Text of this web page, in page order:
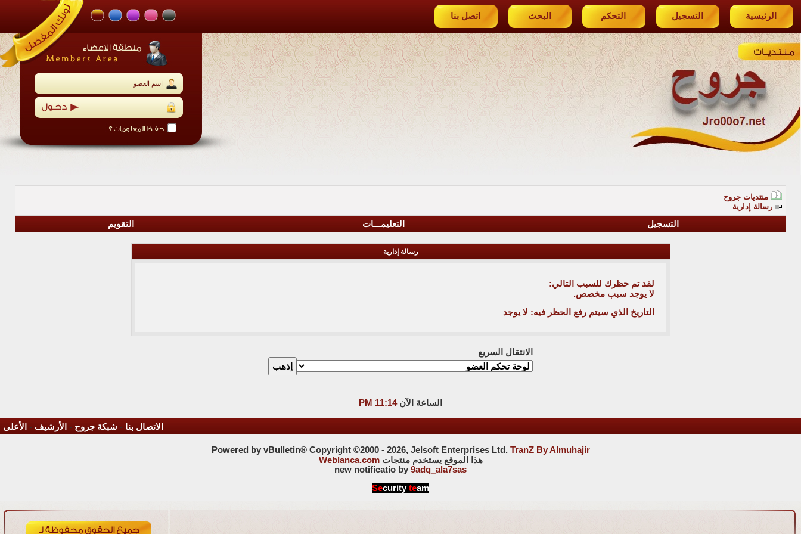
الرئيسية التسجيل التحكم البحث اتصل بنا
منتديات جروح
رسالة إدارية
التسجيل التعليمـــات التقويم
رسالة إدارية
لقد تم حظرك للسبب التالي:
لا يوجد سبب مخصص.
التاريخ الذي سيتم رفع الحظر فيه: لا يوجد
الانتقال السريع
الساعة الآن11:14 PM
الاتصال بنا - شبكة جروح - الأرشيف - الأعلى
Powered by vBulletin® Copyright ©2000 - 2026, Jelsoft Enterprises Ltd. TranZ By Almuhajir
هذا الموقع يستخدم منتجاتWeblanca.com
new notificatio by 9adq_ala7sas
Security team